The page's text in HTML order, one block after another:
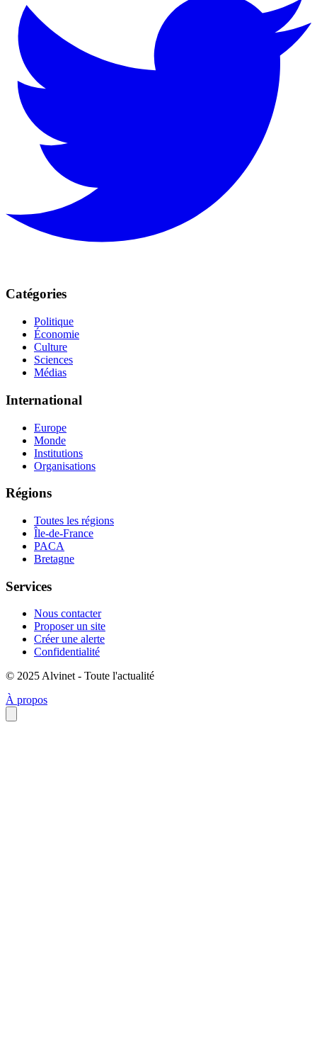
Catégories
Politique
Économie
Culture
Sciences
Médias
International
Europe
Monde
Institutions
Organisations
Régions
Toutes les régions
Île-de-France
PACA
Bretagne
Services
Nous contacter
Proposer un site
Créer une alerte
Confidentialité
© 2025 Alvinet - Toute l'actualité
À propos